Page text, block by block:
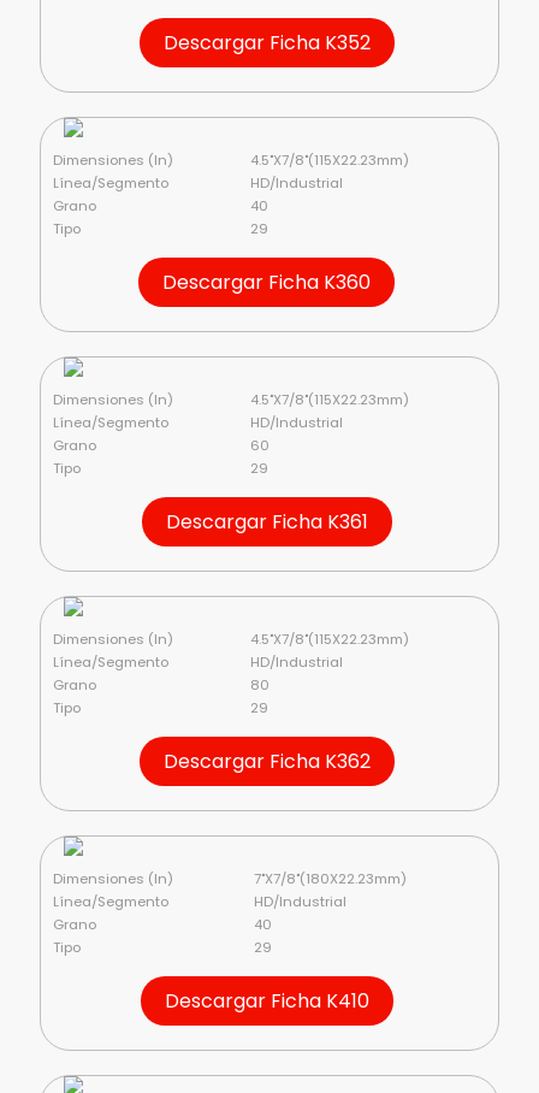
Descargar Ficha K352
Dimensiones (In)
4.5"X7/8"(115X22.23mm)
Línea/Segmento
HD/Industrial
Grano
40
Tipo
29
Descargar Ficha K360
Dimensiones (In)
4.5"X7/8"(115X22.23mm)
Línea/Segmento
HD/Industrial
Grano
60
Tipo
29
Descargar Ficha K361
Dimensiones (In)
4.5"X7/8"(115X22.23mm)
Línea/Segmento
HD/Industrial
Grano
80
Tipo
29
Descargar Ficha K362
Dimensiones (In)
7"X7/8"(180X22.23mm)
Línea/Segmento
HD/Industrial
Grano
40
Tipo
29
Descargar Ficha K410